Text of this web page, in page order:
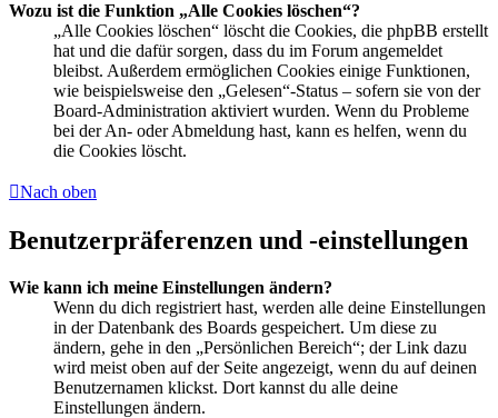
Wozu ist die Funktion „Alle Cookies löschen“?
„Alle Cookies löschen“ löscht die Cookies, die phpBB erstellt
hat und die dafür sorgen, dass du im Forum angemeldet
bleibst. Außerdem ermöglichen Cookies einige Funktionen,
wie beispielsweise den „Gelesen“-Status – sofern sie von der
Board-Administration aktiviert wurden. Wenn du Probleme
bei der An- oder Abmeldung hast, kann es helfen, wenn du
die Cookies löscht.
Nach oben
Benutzerpräferenzen und -einstellungen
Wie kann ich meine Einstellungen ändern?
Wenn du dich registriert hast, werden alle deine Einstellungen
in der Datenbank des Boards gespeichert. Um diese zu
ändern, gehe in den „Persönlichen Bereich“; der Link dazu
wird meist oben auf der Seite angezeigt, wenn du auf deinen
Benutzernamen klickst. Dort kannst du alle deine
Einstellungen ändern.